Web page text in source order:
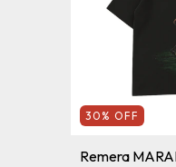
30 % OFF
Remera